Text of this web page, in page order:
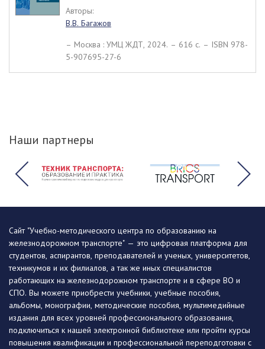
Авторы:
В.В. Багажов
– Москва : УМЦ ЖДТ, 2024. – 616 c. – ISBN 978-
5-907695-27-6
Наши партнеры
Сайт "Учебно-методического центра по образованию на
железнодорожном транспорте" — это цифровая платформа для
студентов, аспирантов, преподавателей и ученых, университетов,
техникумов и их филиалов, а так же иных специалистов
работающих на железнодорожном транспорте и в сфере ВО и
СПО. Вы можете приобрести учебники, учебные пособия,
альбомы, монографии, методические пособия, мультимедийные
издания для всех уровней профессионального образования,
подключиться к нашей электронной библиотеке или пройти курсы
повышения квалификации и профессиональной переподготовки с